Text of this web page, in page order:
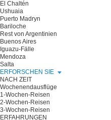
El Chaltén
Ushuaia
Puerto Madryn
Bariloche
Rest von Argentinien
Buenos Aires
Iguazu-Fälle
Mendoza
Salta
ERFORSCHEN SIE
NACH ZEIT
Wochenendausflüge
1-Wochen-Reisen
2-Wochen-Reisen
3-Wochen-Reisen
ERFAHRUNGEN